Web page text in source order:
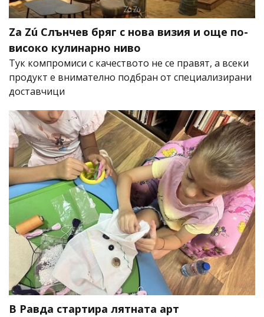
Za Zú Слънчев бряг с нова визия и още по-
високо кулинарно ниво
Тук компромиси с качеството не се правят, а всеки
продукт е внимателно подбран от специализирани
доставчици
В Равда стартира лятната арт